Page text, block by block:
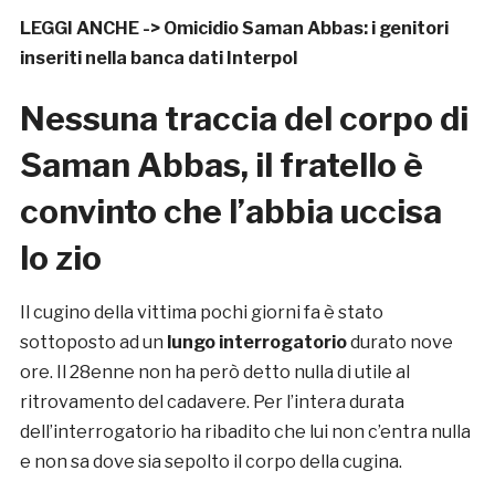
LEGGI ANCHE -> Omicidio Saman Abbas: i genitori
inseriti nella banca dati Interpol
Nessuna traccia del corpo di
Saman Abbas, il fratello è
convinto che l’abbia uccisa
lo zio
Il cugino della vittima pochi giorni fa è stato
sottoposto ad un lungo interrogatoriodurato nove
ore. Il 28enne non ha però detto nulla di utile al
ritrovamento del cadavere. Per l’intera durata
dell’interrogatorio ha ribadito che lui non c’entra nulla
e non sa dove sia sepolto il corpo della cugina.